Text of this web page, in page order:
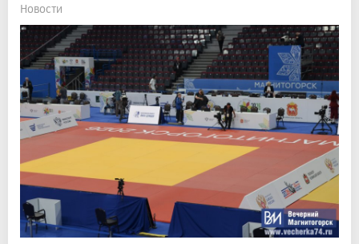
Новости